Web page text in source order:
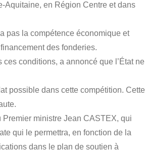
Aquitaine, en Région Centre et dans
pas la compétence économique et
des fonderies.
ces conditions, a annoncé que l’État ne
possible dans cette compétition. Cette
Premier ministre Jean CASTEX, qui
qui le permettra, en fonction de la
dans le plan de soutien à